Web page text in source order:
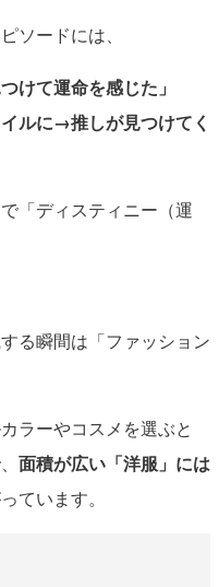
ソードには、
けて運命を感じた」
ルに→推しが見つけてく
「ディスティニー（運
る瞬間は「ファッション
ラーやコスメを選ぶと
面積が広い「洋服」には
ています。